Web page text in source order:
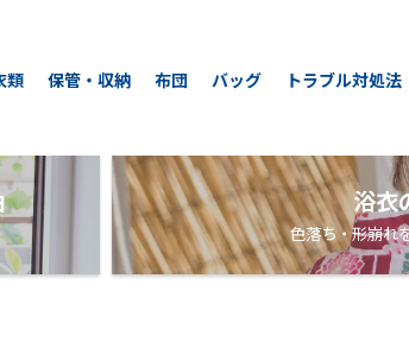
類 保管・収納 布団 バッグ トラブル対処法
浴衣
色落ち・形崩れ